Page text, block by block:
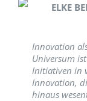
ELKE
Innovation
Universum
Initiativen in
Innovation,
hinaus